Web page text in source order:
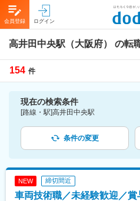
会員登録 ログイン
高井田中央駅（大阪府） の転
154 件
現在の検索条件
[路線・駅]高井田中央駅
条件の変更
NEW 締切間近
車両技術職／未経験歓迎／